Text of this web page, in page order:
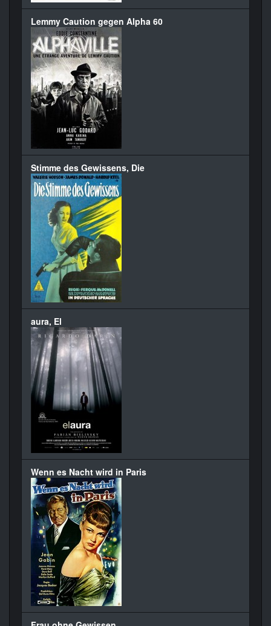
Lemmy Caution gegen Alpha 60
Stimme des Gewissens, Die
aura, El
Wenn es Nacht wird in Paris